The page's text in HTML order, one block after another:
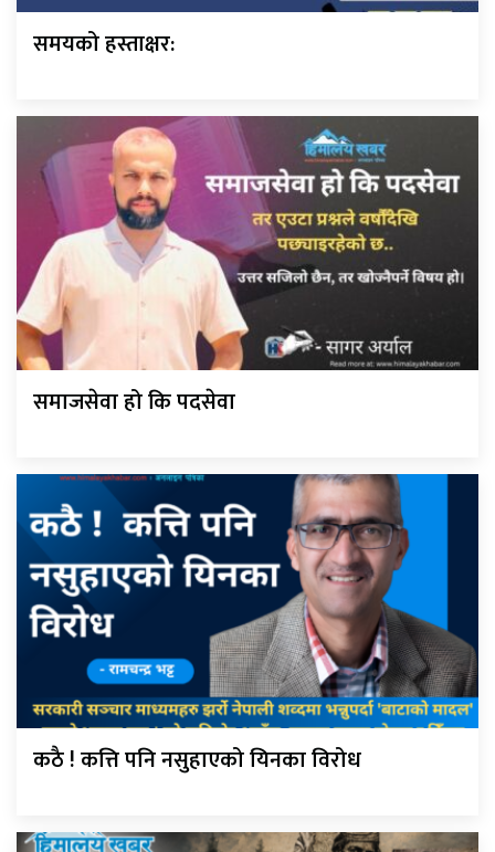
समयको हस्ताक्षर:
समाजसेवा हो कि पदसेवा
कठै ! कत्ति पनि नसुहाएको यिनका विरोध